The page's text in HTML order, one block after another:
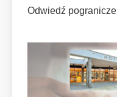
Odwiedź pogranicze